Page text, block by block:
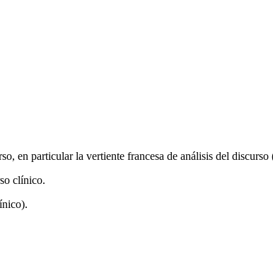
en particular la vertiente francesa de análisis del
clínico.